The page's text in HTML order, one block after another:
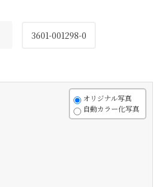
3601-001298-0
オリジナル写真
自動カラー化写真